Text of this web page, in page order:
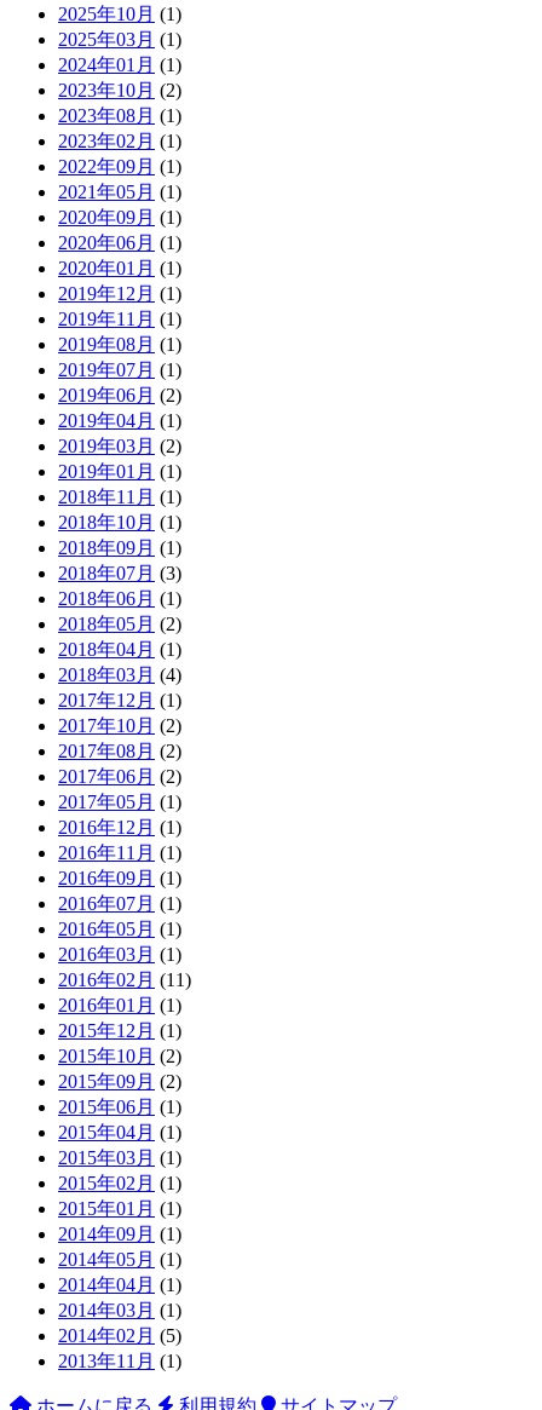
2025年10月 (1)
2025年03月 (1)
2024年01月 (1)
2023年10月 (2)
2023年08月 (1)
2023年02月 (1)
2022年09月 (1)
2021年05月 (1)
2020年09月 (1)
2020年06月 (1)
2020年01月 (1)
2019年12月 (1)
2019年11月 (1)
2019年08月 (1)
2019年07月 (1)
2019年06月 (2)
2019年04月 (1)
2019年03月 (2)
2019年01月 (1)
2018年11月 (1)
2018年10月 (1)
2018年09月 (1)
2018年07月 (3)
2018年06月 (1)
2018年05月 (2)
2018年04月 (1)
2018年03月 (4)
2017年12月 (1)
2017年10月 (2)
2017年08月 (2)
2017年06月 (2)
2017年05月 (1)
2016年12月 (1)
2016年11月 (1)
2016年09月 (1)
2016年07月 (1)
2016年05月 (1)
2016年03月 (1)
2016年02月 (11)
2016年01月 (1)
2015年12月 (1)
2015年10月 (2)
2015年09月 (2)
2015年06月 (1)
2015年04月 (1)
2015年03月 (1)
2015年02月 (1)
2015年01月 (1)
2014年09月 (1)
2014年05月 (1)
2014年04月 (1)
2014年03月 (1)
2014年02月 (5)
2013年11月 (1)
ホームに戻る 利用規約 サイトマップ